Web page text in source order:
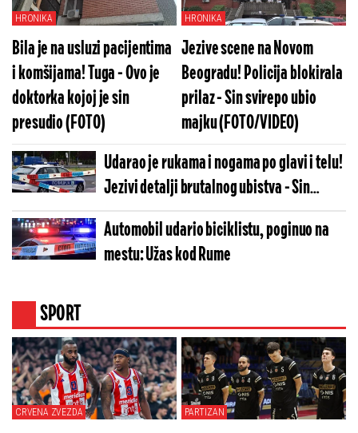
HRONIKA
Bila je na usluzi pacijentima
i komšijama! Tuga - Ovo je
doktorka kojoj je sin
presudio (FOTO)
HRONIKA
Jezive scene na Novom
Beogradu! Policija blokirala
prilaz - Sin svirepo ubio
majku (FOTO/VIDEO)
Udarao je rukama i nogama po glavi i telu!
Jezivi detalji brutalnog ubistva - Sin
nakon svađe nasrnuo na majku
Automobil udario biciklistu, poginuo na
mestu: Užas kod Rume
SPORT
CRVENA ZVEZDA PARTIZAN